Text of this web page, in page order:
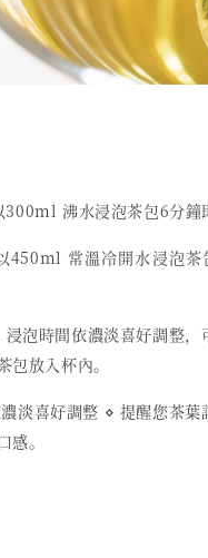
沸水浸泡茶包6分鐘
常溫冷開水浸泡茶
泡時間依濃淡喜好調整，
包放入杯內。
淡喜好調整 ⋄ 提醒您茶葉
感。